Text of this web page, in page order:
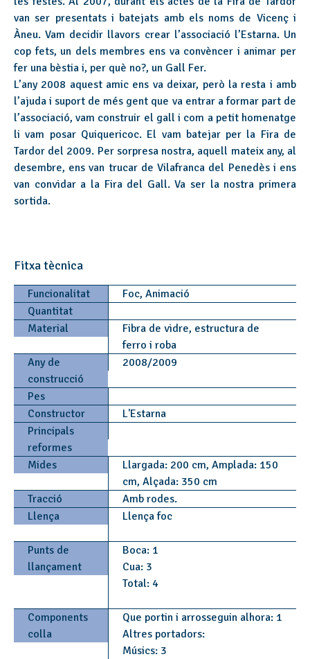
van ser presentats i batejats amb els noms de Vicenç i
Àneu. Vam decidir llavors crear l’associació l’Estarna. Un
cop fets, un dels membres ens va convèncer i animar per
fer una bèstia i, per què no?, un Gall Fer.
L’any 2008 aquest amic ens va deixar, però la resta i amb
l’ajuda i suport de més gent que va entrar a formar part de
l’associació, vam construir el gall i com a petit homenatge
li vam posar Quiquericoc. El vam batejar per la Fira de
Tardor del 2009. Per sorpresa nostra, aquell mateix any, al
desembre, ens van trucar de Vilafranca del Penedès i ens
van convidar a la Fira del Gall. Va ser la nostra primera
sortida.
Fitxa tècnica
Funcionalitat
Foc, Animació
Quantitat
Material
Fibra de vidre, estructura de
ferro i roba
Any de
construcció
2008/2009
Pes
Constructor
L'Estarna
Principals
reformes
Mides
Llargada: 200 cm, Amplada: 150
cm, Alçada: 350 cm
Tracció
Amb rodes.
Llença
Llença foc
Punts de
llançament
Boca: 1
Cua: 3
Total: 4
Components
colla
Que portin i arrosseguin alhora: 1
Altres portadors:
Músics: 3